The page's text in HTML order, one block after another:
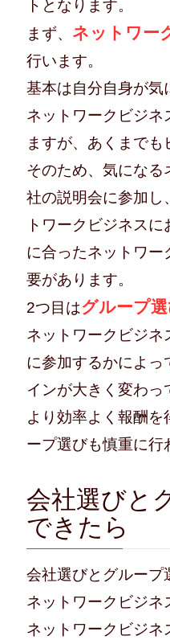
トとなります。
まず、 ネットワー
行います。
基本は自分自身が気
ネットワークビジネ
ますが、あくまでも
そのため、気になる
社の説明会に参加し
トワークビジネス
に合ったネットワー
要があります。
2つ目はグループ
ネットワークビジネ
に参加するかによっ
インが大きく変わっ
より効率よく報酬
ープ選びも慎重に行
会社選びと
できたら
会社選びとグループ
ネットワークビジネ
ネットワークビジネ